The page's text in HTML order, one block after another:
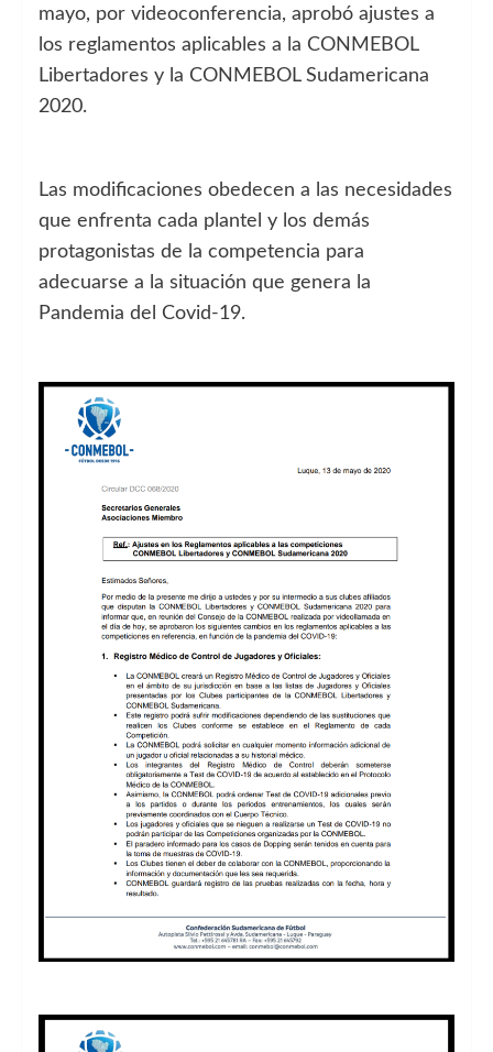
mayo, por videoconferencia, aprobó ajustes a
los reglamentos aplicables a la CONMEBOL
Libertadores y la CONMEBOL Sudamericana
2020.
Las modificaciones obedecen a las necesidades
que enfrenta cada plantel y los demás
protagonistas de la competencia para
adecuarse a la situación que genera la
Pandemia del Covid-19.